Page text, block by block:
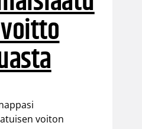
voiton